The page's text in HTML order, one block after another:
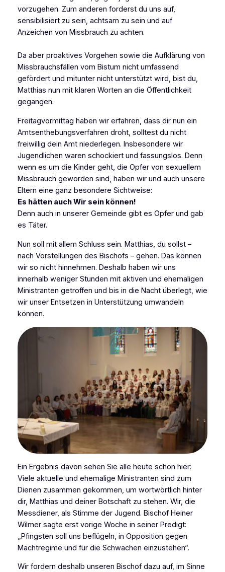
vorzugehen. Zum anderen forderst du uns auf,
sensibilisiert zu sein, achtsam zu sein und auf
Anzeichen von Missbrauch zu achten.
Da aber proaktives Vorgehen sowie die Aufklärung von
Missbrauchsfällen vom Bistum nicht umfassend
gefördert und mitunter nicht unterstützt wird, bist du,
Matthias nun mit klaren Worten an die Öffentlichkeit
gegangen.
Freitagvormittag haben wir erfahren, dass dir nun ein
Amtsenthebungsverfahren droht, solltest du nicht
freiwillig dein Amt niederlegen. Insbesondere wir
Jugendlichen waren schockiert und fassungslos. Denn
wenn es um die Kinder geht, die Opfer von sexuellem
Missbrauch geworden sind, haben wir und auch unsere
Eltern eine ganz besondere Sichtweise:
Es hätten auch Wir sein können!
Denn auch in unserer Gemeinde gibt es Opfer und gab
es Täter.
Nun soll mit allem Schluss sein. Matthias, du sollst –
nach Vorstellungen des Bischofs – gehen. Das können
wir so nicht hinnehmen. Deshalb haben wir uns
innerhalb weniger Stunden mit aktiven und ehemaligen
Ministranten getroffen und bis in die Nacht überlegt, wie
wir unser Entsetzen in Unterstützung umwandeln
können.
Ein Ergebnis davon sehen Sie alle heute schon hier:
Viele aktuelle und ehemalige Ministranten sind zum
Dienen zusammen gekommen, um wortwörtlich hinter
dir, Matthias und deiner Botschaft zu stehen. Wir, die
Messdiener, als Stimme der Jugend. Bischof Heiner
Wilmer sagte erst vorige Woche in seiner Predigt:
„Pfingsten soll uns beflügeln, in Opposition gegen
Machtregime und für die Schwachen einzustehen“.
Wir fordern deshalb unseren Bischof dazu auf, im Sinne